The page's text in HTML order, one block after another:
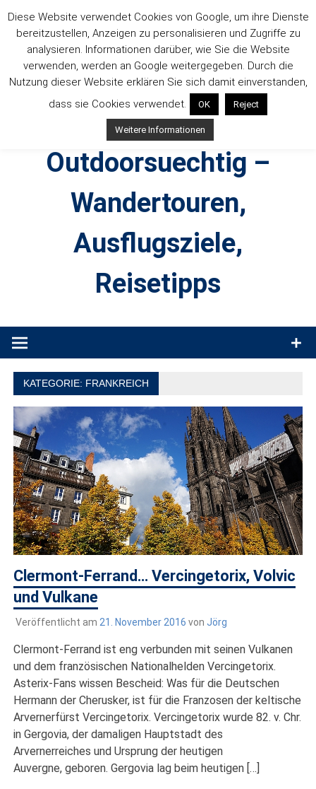
Inhalt
springen
Outdoorsuechtig –
Wandertouren,
Ausflugsziele,
Reisetipps
Produkttests und Buchrezensionen. Ein Blog für alle, die gern
KATEGORIE: FRANKREICH
Clermont-Ferrand… Vercingetorix, Volvic
und Vulkane
Veröffentlicht am 21. November 2016 von Jörg
Clermont-Ferrand ist eng verbunden mit seinen Vulkanen
und dem französischen Nationalhelden Vercingetorix.
Asterix-Fans wissen Bescheid: Was für die Deutschen
Hermann der Cherusker, ist für die Franzosen der keltische
Arvernerfürst Vercingetorix. Vercingetorix wurde 82. v. Chr.
in Gergovia, der damaligen Hauptstadt des
Arvernerreiches und Ursprung der heutigen
Auvergne, geboren. Gergovia lag beim heutigen […]
Diese Website verwendet Cookies von Google, um ihre Dienste
bereitzustellen, Anzeigen zu personalisieren und Zugriffe zu
analysieren. Informationen darüber, wie Sie die Website
verwenden, werden an Google weitergegeben. Durch die
Nutzung dieser Website erklären Sie sich damit einverstanden,
dass sie Cookies verwendet.
OK Reject
Weitere Informationen